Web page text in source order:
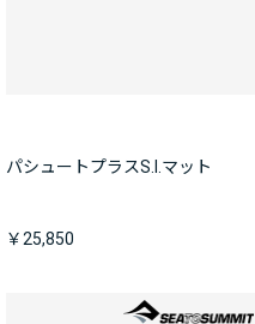
パシュートプラスS.I.マット
￥25,850